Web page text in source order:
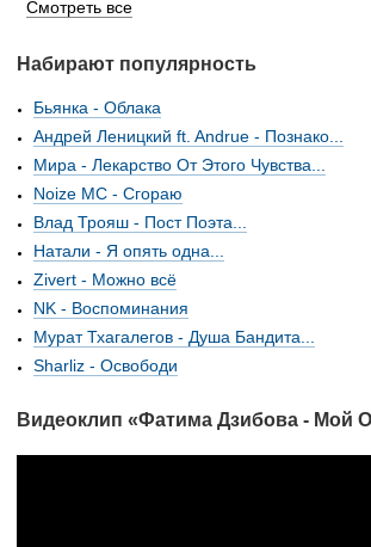
Смотреть все
Набирают популярность
Бьянка - Облака
Андрей Леницкий ft. Andrue - Познако...
Мира - Лекарство От Этого Чувства...
Noize MC - Сгораю
Влад Трояш - Пост Поэта...
Натали - Я опять одна...
Zivert - Можно всё
NK - Воспоминания
Мурат Тхагалегов - Душа Бандита...
Sharliz - Освободи
Видеоклип «Фатима Дзибова - Мой